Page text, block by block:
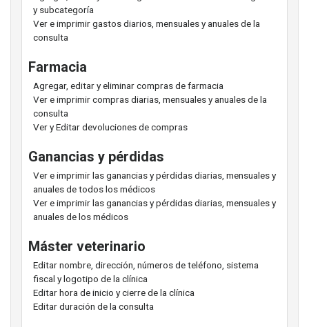
y subcategoría
Ver e imprimir gastos diarios, mensuales y anuales de la
consulta
Farmacia
Agregar, editar y eliminar compras de farmacia
Ver e imprimir compras diarias, mensuales y anuales de la
consulta
Ver y Editar devoluciones de compras
Ganancias y pérdidas
Ver e imprimir las ganancias y pérdidas diarias, mensuales y
anuales de todos los médicos
Ver e imprimir las ganancias y pérdidas diarias, mensuales y
anuales de los médicos
Máster veterinario
Editar nombre, dirección, números de teléfono, sistema
fiscal y logotipo de la clínica
Editar hora de inicio y cierre de la clínica
Editar duración de la consulta